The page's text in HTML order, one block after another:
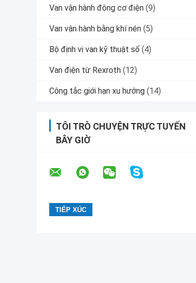
Van vận hành động cơ điện (9)
Van vận hành bằng khí nén (5)
Bộ định vị van kỹ thuật số (4)
Van điện từ Rexroth (12)
Công tắc giới hạn xu hướng (14)
TÔI TRÒ CHUYỆN TRỰC TUYẾN
BÂY GIỜ